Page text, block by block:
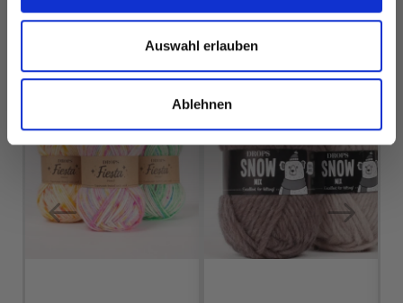
Auswahl erlauben
Ablehnen
ANDERE HABEN SICH AUCH ANGESEHEN